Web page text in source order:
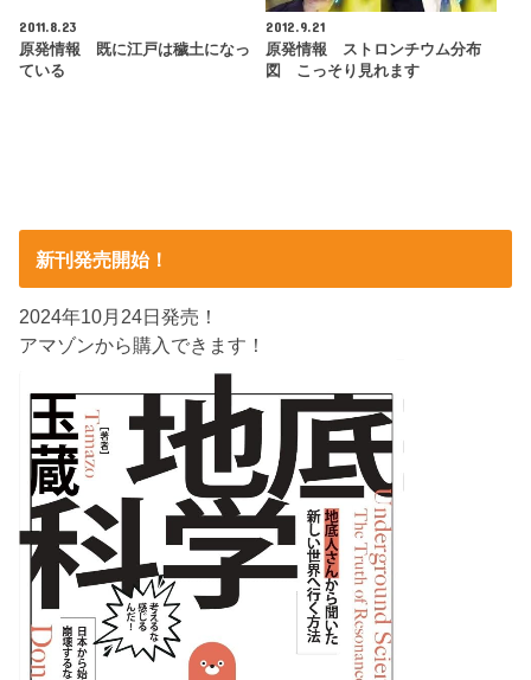
2011.8.23
原発情報 既に江戸は穢土になっ
ている
2012.9.21
原発情報 ストロンチウム分布
図 こっそり見れます
新刊発売開始！
2024年10月24日発売！
アマゾンから購入できます！